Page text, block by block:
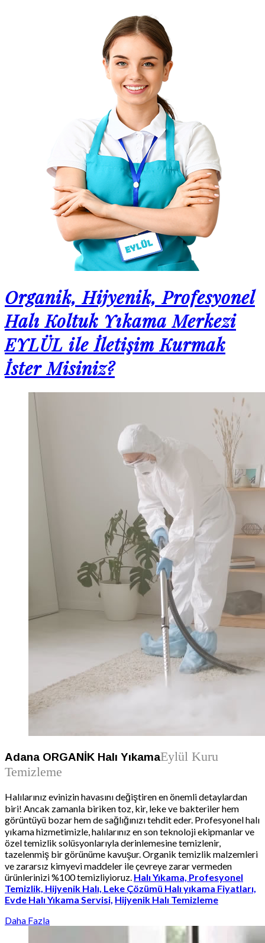
Organik, Hijyenik, Profesyonel
Halı Koltuk Yıkama Merkezi
EYLÜL ile İletişim Kurmak
İster Misiniz?
Adana ORGANİK Halı YıkamaEylül Kuru
Temizleme
Halılarınız evinizin havasını değiştiren en önemli detaylardan
biri! Ancak zamanla biriken toz, kir, leke ve bakteriler hem
görüntüyü bozar hem de sağlığınızı tehdit eder. Profesyonel halı
yıkama hizmetimizle, halılarınız en son teknoloji ekipmanlar ve
özel temizlik solüsyonlarıyla derinlemesine temizlenir,
tazelenmiş bir görünüme kavuşur. Organik temizlik malzemleri
ve zararsız kimyevi maddeler ile çevreye zarar vermeden
ürünlerinizi %100 temizliyioruz. Halı Yıkama, Profesyonel
Temizlik, Hijyenik Halı, Leke Çözümü Halı yıkama Fiyatları,
Evde Halı Yıkama Servisi, Hijyenik Halı Temizleme
Daha Fazla